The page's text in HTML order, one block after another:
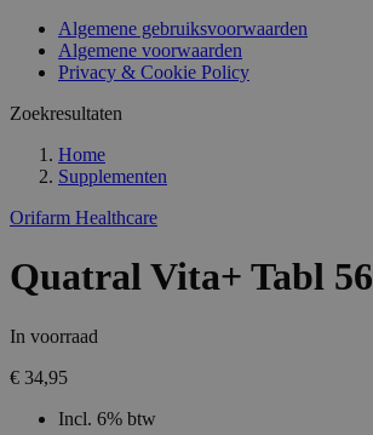
Algemene gebruiksvoorwaarden
Algemene voorwaarden
Privacy & Cookie Policy
Zoekresultaten
Home
Supplementen
Orifarm Healthcare
Quatral Vita+ Tabl 56
In voorraad
€ 34,95
Incl. 6% btw